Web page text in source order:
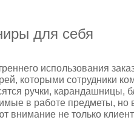
для себя
использования
которыми сотрудники
ручки, карандашницы,
в работе предметы, но
внимание не только